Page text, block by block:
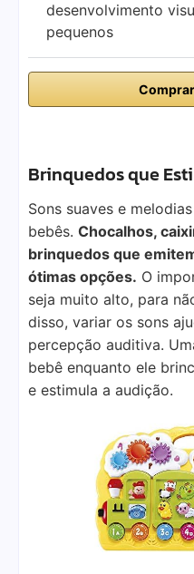
desenvolvimento
pequenos
Brinquedos que
Sons suaves e
bebês. Chocalhos,
brinquedos que
ótimas opções. O
seja muito alto, para
disso, variar os sons
percepção auditiva.
bebê enquanto ele
e estimula a audição.